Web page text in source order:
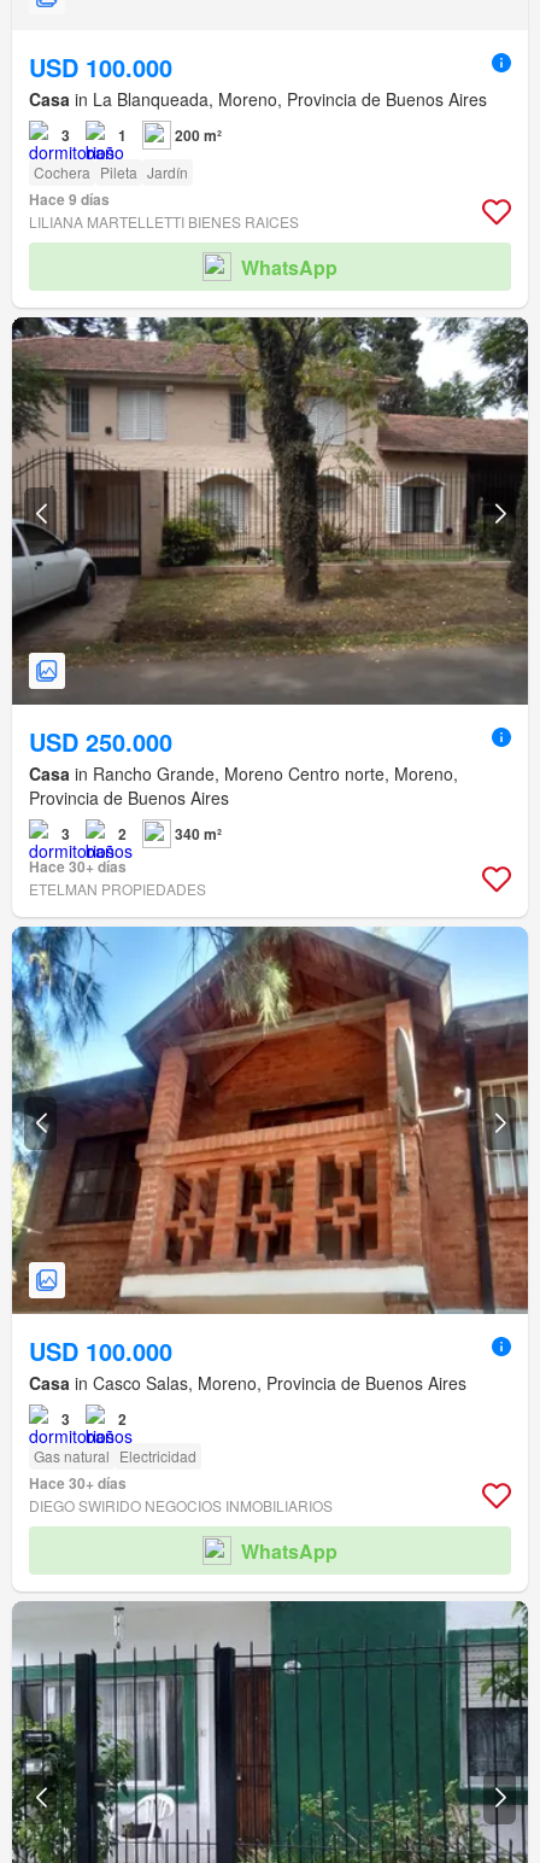
USD 100.000
Casa in La Blanqueada, Moreno, Provincia de Buenos Aires
3 1 200 m²
Cochera Pileta Jardín
Hace 9 días
LILIANA MARTELLETTI BIENES RAICES
WhatsApp
USD 250.000
Casa in Rancho Grande, Moreno Centro norte, Moreno,
Provincia de Buenos Aires
3 2
340 m²
Hace 30+ días
ETELMAN PROPIEDADES
USD 100.000
Casa in Casco Salas, Moreno, Provincia de Buenos Aires
3 2
Gas natural Electricidad
Hace 30+ días
DIEGO SWIRIDO NEGOCIOS INMOBILIARIOS
WhatsApp